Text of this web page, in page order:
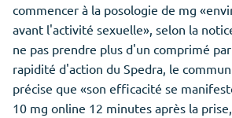
commencer à la posologie de mg
avant l'activité sexuelle», selon la
ne pas prendre plus d'un comprimé
rapidité d'action du Spedra, le
précise que «son efficacité se
10 mg online 12 minutes après la